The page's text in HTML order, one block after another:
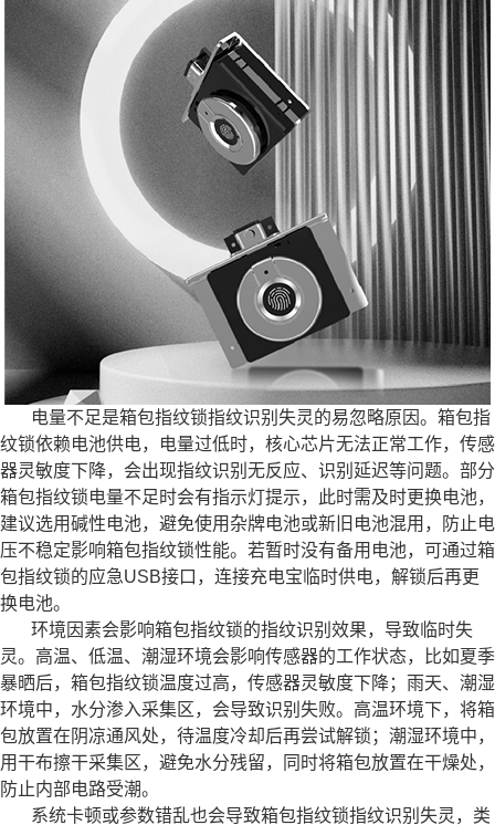
电量不足是箱包指纹锁指纹识别失灵的易忽略原因。箱包指
纹锁依赖电池供电，电量过低时，核心芯片无法正常工作，传感
器灵敏度下降，会出现指纹识别无反应、识别延迟等问题。部分
箱包指纹锁电量不足时会有指示灯提示，此时需及时更换电池，
建议选用碱性电池，避免使用杂牌电池或新旧电池混用，防止电
压不稳定影响箱包指纹锁性能。若暂时没有备用电池，可通过箱
包指纹锁的应急USB接口，连接充电宝临时供电，解锁后再更
换电池。
环境因素会影响箱包指纹锁的指纹识别效果，导致临时失
灵。高温、低温、潮湿环境会影响传感器的工作状态，比如夏季
暴晒后，箱包指纹锁温度过高，传感器灵敏度下降；雨天、潮湿
环境中，水分渗入采集区，会导致识别失败。高温环境下，将箱
包放置在阴凉通风处，待温度冷却后再尝试解锁；潮湿环境中，
用干布擦干采集区，避免水分残留，同时将箱包放置在干燥处，
防止内部电路受潮。
系统卡顿或参数错乱也会导致箱包指纹锁指纹识别失灵，类